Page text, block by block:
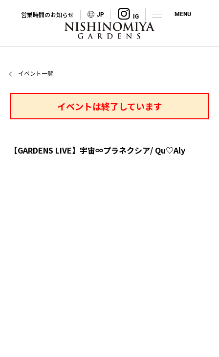
営業時間のお知らせ JP
イベント一覧
イベントは終了しています
【GARDENS LIVE】宇宙∞プラネクシア/ Qu♡Aly